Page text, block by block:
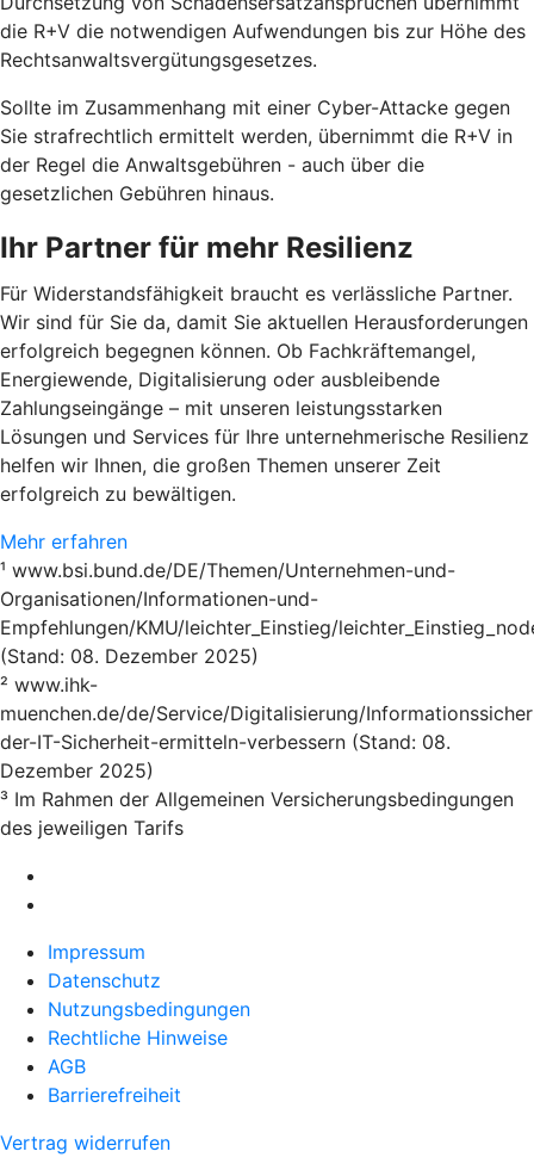
die R+V die notwendigen Aufwendungen bis zur Höhe des
Rechtsanwaltsvergütungsgesetzes.
Sollte im Zusammenhang mit einer Cyber-Attacke gegen
Sie strafrechtlich ermittelt werden, übernimmt die R+V in
der Regel die Anwaltsgebühren - auch über die
gesetzlichen Gebühren hinaus.
Ihr Partner für mehr Resilienz
Für Widerstandsfähigkeit braucht es verlässliche Partner.
Wir sind für Sie da, damit Sie aktuellen Herausforderungen
erfolgreich begegnen können. Ob Fachkräftemangel,
Energiewende, Digitalisierung oder ausbleibende
Zahlungseingänge – mit unseren leistungsstarken
Lösungen und Services für Ihre unternehmerische Resilienz
helfen wir Ihnen, die großen Themen unserer Zeit
erfolgreich zu bewältigen.
Mehr erfahren
¹ www.bsi.bund.de/DE/Themen/Unternehmen-und-
Organisationen/Informationen-und-
Empfehlungen/KMU/leichter_Einstieg/
(Stand: 08. Dezember 2025)
² www.ihk-
muenchen.de/de/Service/Digitalisierung/
der-IT-Sicherheit-ermitteln-verbessern (Stand: 08.
Dezember 2025)
³ Im Rahmen der Allgemeinen Versicherungsbedingungen
des jeweiligen Tarifs
Impressum
Datenschutz
Nutzungsbedingungen
Rechtliche Hinweise
AGB
Barrierefreiheit
Vertrag widerrufen